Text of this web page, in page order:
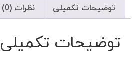
توضیحات تکمیلی نظرات (0)
توضیحات تکمیلی